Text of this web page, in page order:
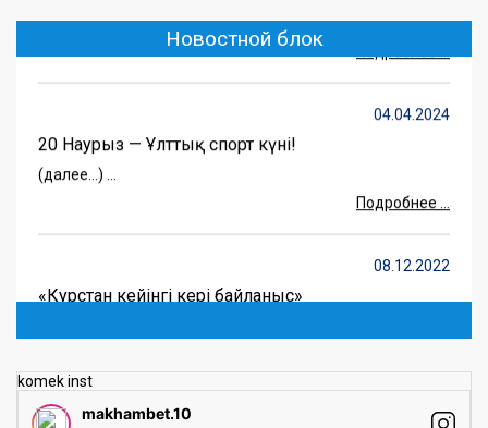
Новостной блок
(далее…) ...
04.04.2024
20 Наурыз — Ұлттық спорт күні!
(далее…) ...
Подробнее ...
08.12.2022
«Курстан кейінгі кері байланыс»
04.07.2022
komek inst
makhambet.10